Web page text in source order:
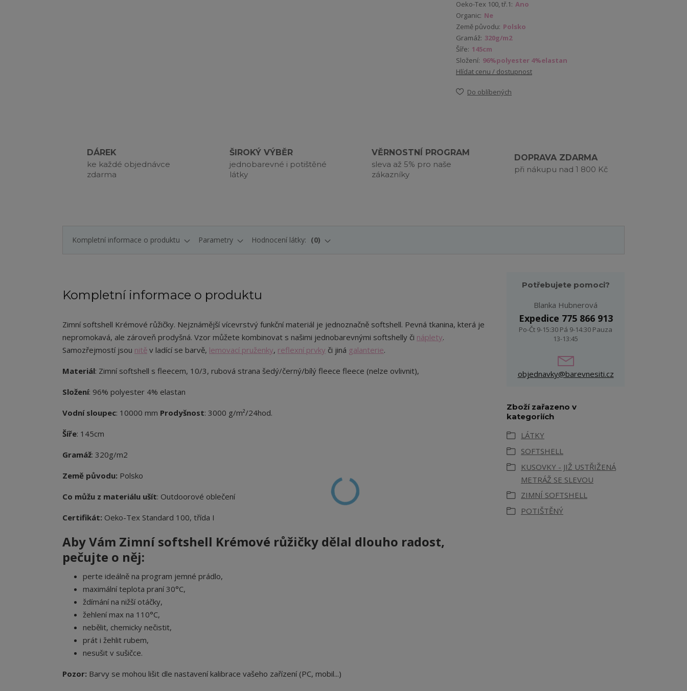
Oeko-Tex 100, tř.1: Ano
Organic: Ne
Země původu: Polsko
Gramáž: 320g/m2
Šíře: 145cm
Složení: 96%polyester 4%elastan
Hlídat cenu / dostupnost
Do oblíbených
DÁREK
ke každé objednávce
zdarma
ŠIROKÝ VÝBĚR
jednobarevné i potištěné
látky
VĚRNOSTNÍ PROGRAM
sleva až 5% pro naše
zákazníky
DOPRAVA ZDARMA
při nákupu nad 1 800 Kč
Kompletní informace o produktu Parametry Hodnocení látky: 0
Kompletní informace o produktu
Zimní softshell Krémové růžičky. Nejznámější vícevrstvý funkční materiál je jednoznačně softshell. Pevná tkanina, která je
nepromokavá, ale zároveň prodyšná. Vzor můžete kombinovat s našimi jednobarevnými softshelly či náplety.
Samozřejmostí jsou nitě v ladící se barvě, lemovací pruženky, reflexní prvky či jiná galanterie.
Materiál: Zimní softshell s fleecem, 10/3, rubová strana šedý/černý/bílý fleece fleece (nelze ovlivnit),
Složení: 96% polyester 4% elastan
Vodní sloupec: 10000 mm Prodyšnost: 3000 g/m²/24hod.
Šíře: 145cm
Gramáž: 320g/m2
Země původu: Polsko
Co můžu z materiálu ušít: Outdoorové oblečení
Certifikát: Oeko-Tex Standard 100, třída I
Aby Vám Zimní softshell Krémové růžičky dělal dlouho radost,
pečujte o něj:
perte ideálně na program jemné prádlo,
maximální teplota praní 30°C,
ždímání na nižší otáčky,
žehlení max na 110°C,
nebělit, chemicky nečistit,
prát i žehlit rubem,
nesušit v sušičce.
Pozor: Barvy se mohou lišit dle nastavení kalibrace vašeho zařízení (PC, mobil...)
Potřebujete pomoci?
Blanka Hubnerová
Expedice 775 866 913
Po-Čt 9-15:30 Pá 9-14:30 Pauza
13-13:45
objednavky@barevnesiti.cz
Zboží zařazeno v
kategoriích
LÁTKY
SOFTSHELL
KUSOVKY - JIŽ USTŘIŽENÁ
METRÁŽ SE SLEVOU
ZIMNÍ SOFTSHELL
POTIŠTĚNÝ